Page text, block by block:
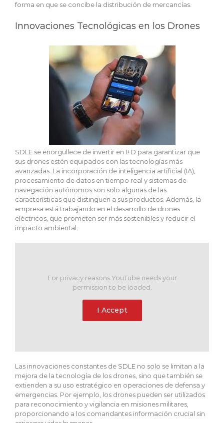
forma en que se concibe la distribución de mercancías.
Innovaciones Tecnológicas en los Drones
SDLE se enorgullece de invertir en I+D para garantizar que
sus drones estén equipados con las tecnologías más
avanzadas. La incorporación de inteligencia artificial (IA),
procesamiento de datos en tiempo real y sistemas de
navegación autónomos son solo algunas de las
características que distinguen a sus productos. Además, la
empresa está trabajando en el desarrollo de drones
eléctricos, que prometen ser más sostenibles y reducir el
impacto ambiental.
For privacy reasons YouTube needs your
permission to be loaded.
I Accept
Las innovaciones constantes de SDLE no solo se limitan a la
mejora de la tecnología de los drones, sino que también se
extienden a su uso estratégico en operaciones de defensa y
emergencias. Por ejemplo, los drones pueden ser utilizados
para reconocimiento y vigilancia en misiones militares,
proporcionando a los comandantes información crucial sin